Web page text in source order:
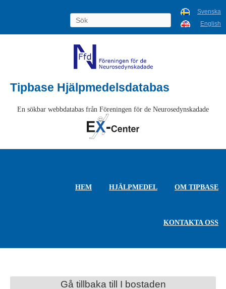
Svenska
English
Tipbase Hjälpmedelsdatabas
En sökbar webbdatabas från Föreningen för de Neurosedynskadade
HEM HJÄLPMEDEL OM TIPBASE
KONTAKTA OSS
Gå tillbaka till I bostaden